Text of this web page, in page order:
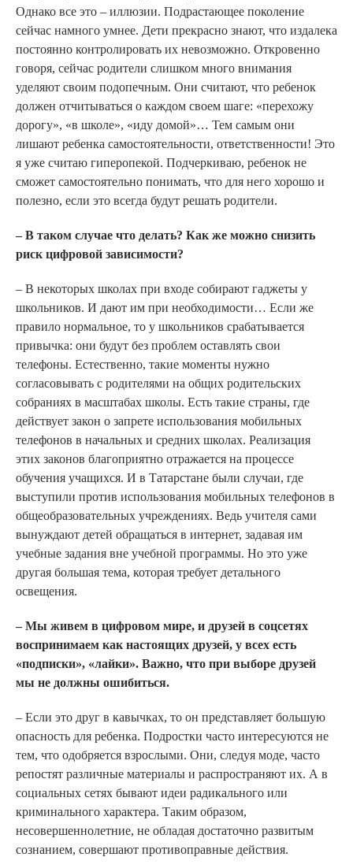
Однако все это – иллюзии. Подрастающее поколение
сейчас намного умнее. Дети прекрасно знают, что издалека
постоянно контролировать их невозможно. Откровенно
говоря, сейчас родители слишком много внимания
уделяют своим подопечным. Они считают, что ребенок
должен отчитываться о каждом своем шаге: «перехожу
дорогу», «в школе», «иду домой»… Тем самым они
лишают ребенка самостоятельности, ответственности! Это
я уже считаю гиперопекой. Подчеркиваю, ребенок не
сможет самостоятельно понимать, что для него хорошо и
полезно, если это всегда будут решать родители.
– В таком случае что делать? Как же можно снизить
риск цифровой зависимости?
– В некоторых школах при входе собирают гаджеты у
школьников. И дают им при необходимости… Если же
правило нормальное, то у школьников срабатывается
привычка: они будут без проблем оставлять свои
телефоны. Естественно, такие моменты нужно
согласовывать с родителями на общих родительских
собраниях в масштабах школы. Есть такие страны, где
действует закон о запрете использования мобильных
телефонов в начальных и средних школах. Реализация
этих законов благоприятно отражается на процессе
обучения учащихся. И в Татарстане были случаи, где
выступили против использования мобильных телефонов в
общеобразовательных учреждениях. Ведь учителя сами
вынуждают детей обращаться в интернет, задавая им
учебные задания вне учебной программы. Но это уже
другая большая тема, которая требует детального
освещения.
– Мы живем в цифровом мире, и друзей в соцсетях
воспринимаем как настоящих друзей, у всех есть
«подписки», «лайки». Важно, что при выборе друзей
мы не должны ошибиться.
– Если это друг в кавычках, то он представляет большую
опасность для ребенка. Подростки часто интересуются не
тем, что одобряется взрослыми. Они, следуя моде, часто
репостят различные материалы и распространяют их. А в
социальных сетях бывают идеи радикального или
криминального характера. Таким образом,
несовершеннолетние, не обладая достаточно развитым
сознанием, совершают противоправные действия.